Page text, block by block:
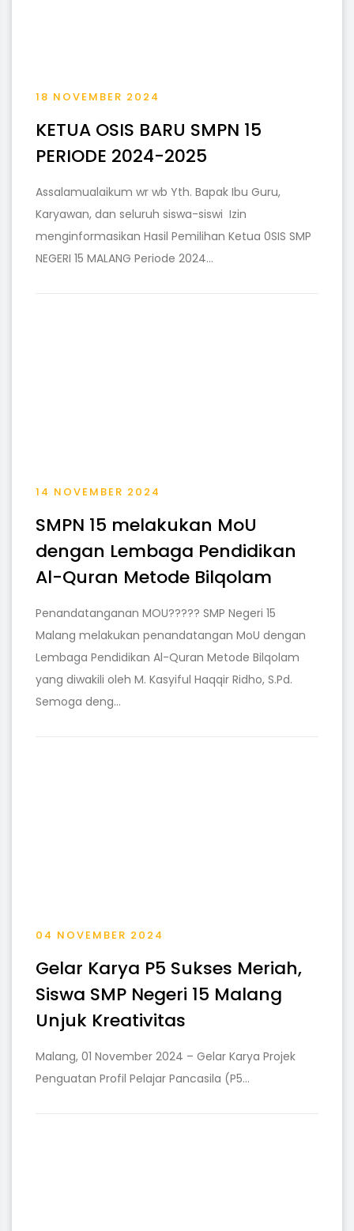
18 NOVEMBER 2024
KETUA OSIS BARU SMPN 15
PERIODE 2024-2025
Assalamualaikum wr wb Yth. Bapak Ibu Guru,
Karyawan, dan seluruh siswa-siswi Izin
menginformasikan Hasil Pemilihan Ketua 0SIS SMP
NEGERI 15 MALANG Periode 2024...
14 NOVEMBER 2024
SMPN 15 melakukan MoU
dengan Lembaga Pendidikan
Al-Quran Metode Bilqolam
Penandatanganan MOU????? SMP Negeri 15
Malang melakukan penandatangan MoU dengan
Lembaga Pendidikan Al-Quran Metode Bilqolam
yang diwakili oleh M. Kasyiful Haqqir Ridho, S.Pd.
Semoga deng...
04 NOVEMBER 2024
Gelar Karya P5 Sukses Meriah,
Siswa SMP Negeri 15 Malang
Unjuk Kreativitas
Malang, 01 November 2024 – Gelar Karya Projek
Penguatan Profil Pelajar Pancasila (P5...